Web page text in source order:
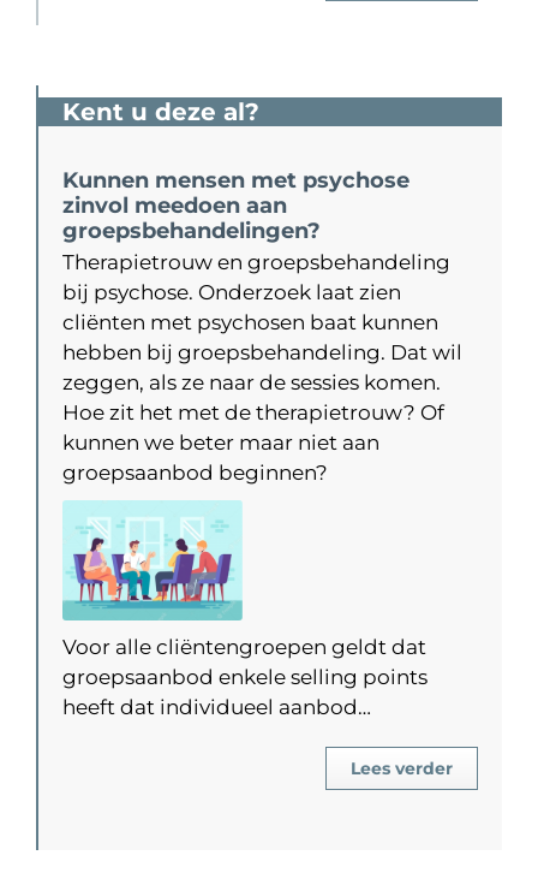
Kent u deze al?
Kunnen mensen met psychose
zinvol meedoen aan
groepsbehandelingen?
Therapietrouw en groepsbehandeling
bij psychose. Onderzoek laat zien
cliënten met psychosen baat kunnen
hebben bij groepsbehandeling. Dat wil
zeggen, als ze naar de sessies komen.
Hoe zit het met de therapietrouw? Of
kunnen we beter maar niet aan
groepsaanbod beginnen?
Voor alle cliëntengroepen geldt dat
groepsaanbod enkele selling points
heeft dat individueel aanbod…
Lees verder